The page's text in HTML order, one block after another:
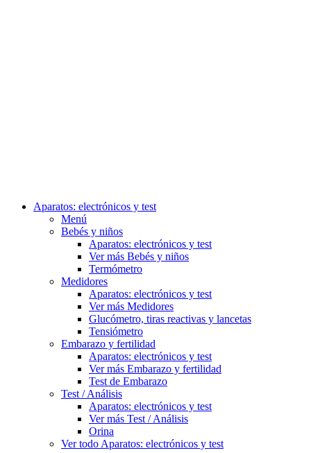
Aparatos: electrónicos y test
Menú
Bebés y niños
Aparatos: electrónicos y test
Ver más Bebés y niños
Termómetro
Medidores
Aparatos: electrónicos y test
Ver más Medidores
Glucómetro, tiras reactivas y lancetas
Tensiómetro
Embarazo y fertilidad
Aparatos: electrónicos y test
Ver más Embarazo y fertilidad
Test de Embarazo
Test / Análisis
Aparatos: electrónicos y test
Ver más Test / Análisis
Orina
Ver todo Aparatos: electrónicos y test